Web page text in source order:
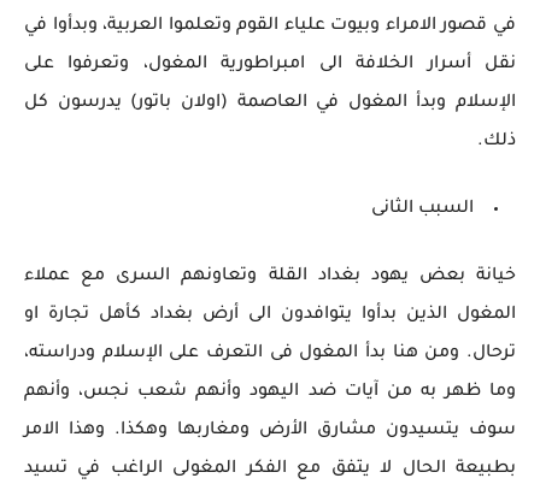
في قصور الامراء وبيوت علياء القوم وتعلموا العربية، وبدأوا في
نقل أسرار الخلافة الى امبراطورية المغول، وتعرفوا على
الإسلام وبدأ المغول في العاصمة (اولان باتور) يدرسون كل
ذلك.
السبب الثانى
خيانة بعض يهود بغداد القلة وتعاونهم السرى مع عملاء
المغول الذين بدأوا يتوافدون الى أرض بغداد كأهل تجارة او
ترحال. ومن هنا بدأ المغول فى التعرف على الإسلام ودراسته،
وما ظهر به من آيات ضد اليهود وأنهم شعب نجس، وأنهم
سوف يتسيدون مشارق الأرض ومغاربها وهكذا. وهذا الامر
بطبيعة الحال لا يتفق مع الفكر المغولى الراغب في تسيد